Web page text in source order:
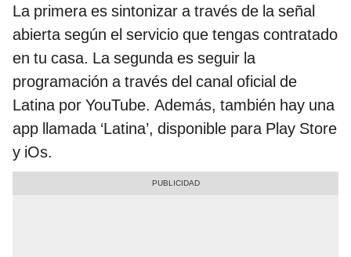
La primera es sintonizar a través de la señal
abierta según el servicio que tengas contratado
en tu casa. La segunda es seguir la
programación a través del canal oficial de
Latina por YouTube. Además, también hay una
app llamada ‘Latina’, disponible para Play Store
y iOs.